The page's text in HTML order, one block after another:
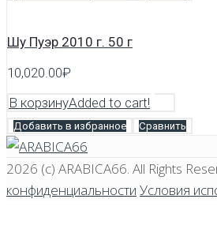
Шу Пуэр 2010 г. 50 г
10,020.00₽
В корзинуAdded to cart!
Добавить в избранное Сравнить
2026 (c) ARABICA66 . All Rights
конфиденциальности Условия